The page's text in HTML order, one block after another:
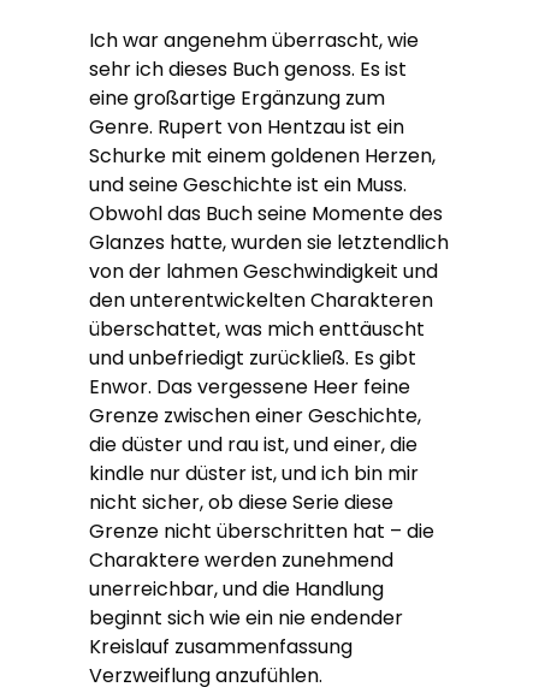
Ich war angenehm überrascht, wie
sehr ich dieses Buch genoss. Es ist
eine großartige Ergänzung zum
Genre. Rupert von Hentzau ist ein
Schurke mit einem goldenen Herzen,
und seine Geschichte ist ein Muss.
Obwohl das Buch seine Momente des
Glanzes hatte, wurden sie letztendlich
von der lahmen Geschwindigkeit und
den unterentwickelten Charakteren
überschattet, was mich enttäuscht
und unbefriedigt zurückließ. Es gibt
Enwor. Das vergessene Heer feine
Grenze zwischen einer Geschichte,
die düster und rau ist, und einer, die
kindle nur düster ist, und ich bin mir
nicht sicher, ob diese Serie diese
Grenze nicht überschritten hat – die
Charaktere werden zunehmend
unerreichbar, und die Handlung
beginnt sich wie ein nie endender
Kreislauf zusammenfassung
Verzweiflung anzufühlen.